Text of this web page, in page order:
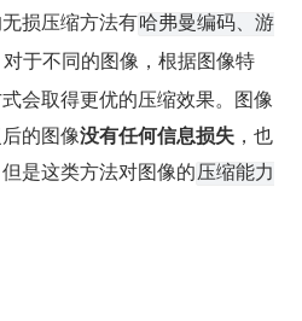
损压缩方法有哈弗曼编码、游
于不同的图像，根据图像特
会取得更优的压缩效果。图像
的图像没有任何信息损失 ，也
是这类方法对图像的压缩能力